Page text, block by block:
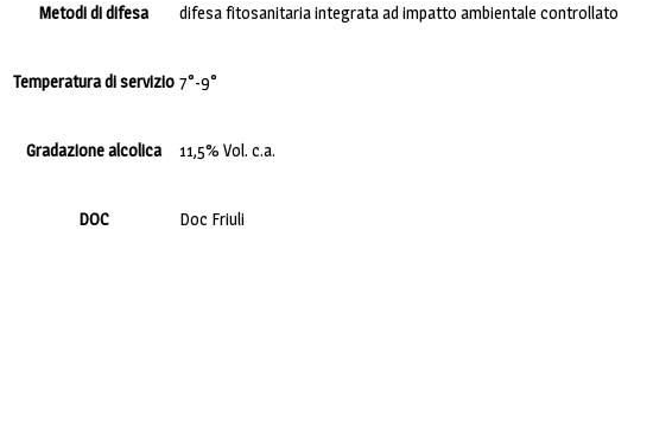
Metodi di difesa difesa fitosanitaria integrata ad impatto ambientale controllato
Temperatura di servizio 7°-9°
Gradazione alcolica 11,5% Vol. c.a.
DOC Doc Friuli